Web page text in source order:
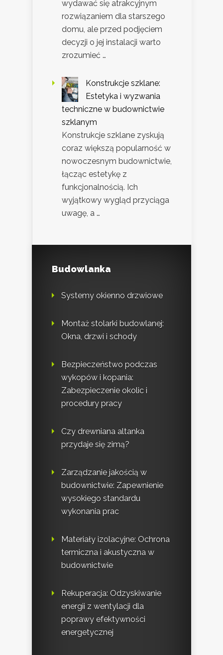
wydawać się atrakcyjnym
rozwiązaniem dla starszego
domu, ale przed podjęciem
decyzji o jej instalacji warto
zrozumieć …
Konstrukcje szklane:
Estetyka i wyzwania
techniczne w budownictwie
szklanym
Konstrukcje szklane zyskują
coraz większą popularność w
nowoczesnym budownictwie,
łącząc estetykę z
funkcjonalnością. Ich
wyjątkowy wygląd przyciąga
uwagę, a …
Budowlanka
Systemy okienno drzwiowe
Montaż stolarki budowlanej:
Okna, drzwi i schody
Bezpieczeństwo podczas
wykopów i kopania:
Zabezpieczenie okolic i
procedury pracy
Czy drewniana altanka
przydaje się zimą?
Zarządzanie jakością w
budownictwie: Zapewnienie
wysokiego standardu
wykonania prac
Materiały izolacyjne: Ochrona
termiczna i akustyczna w
budownictwie
Rekuperacja: Odzyskiwanie
energii z wentylacji dla
poprawy efektywności
energetycznej